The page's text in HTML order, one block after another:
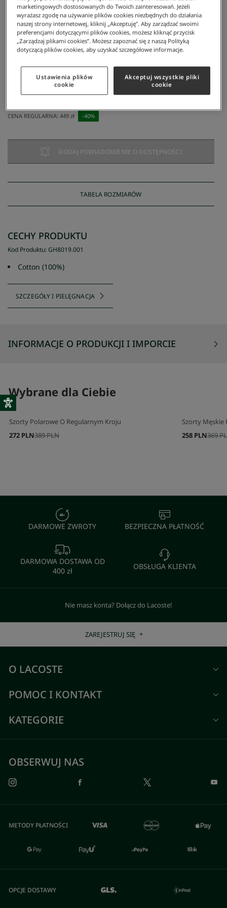
Mężczyzna/Odzież/Szorty I Bermudy Szorty Męskie
Szorty męskie
269 zł
CENA REGULARNA: 449 zł -40%
DODAJ POWIADOMIENIE O DOSTĘPNOŚCI
TABELA ROZMIARÓW
CECHY PRODUKTU
Kod Produktu:GH8019.001
Cotton (100%)
SZCZEGÓŁY I PIELĘGNACJA
INFORMACJE O PRODUKCJI I IMPORCIE
Wybrane dla Ciebie
Szorty Polarowe O Regularnym Kroju
389 PLN
272 PLN
Szorty Męskie
369
258 PLN
DARMOWE ZWROTY BEZPIECZNA PŁATNOŚĆ
DARMOWA DOSTAWA OD
400 zł
OBSŁUGA KLIENTA
Nie masz konta? Dołącz do Lacoste!
ZAREJESTRUJ SIĘ
O LACOSTE
POMOC I KONTAKT
KATEGORIE
OBSERWUJ NAS
METODY PŁATNOŚCI
OPCJE DOSTAWY
marketingowych dostosowanych do Twoich zainteresowań. Jeżeli
wyrażasz zgodę na używanie plików cookies niezbędnych do działania
naszej strony internetowej, kliknij „Akceptuję”. Aby zarządzać swoimi
preferencjami dotyczącymi plików cookies, możesz kliknąć przycisk
„Zarządzaj plikami cookies”. Możesz zapoznać się z naszą Polityką
dotyczącą plików cookies, aby uzyskać szczegółowe informacje.
Ustawienia plików
cookie
Akceptuj wszystkie pliki
cookie